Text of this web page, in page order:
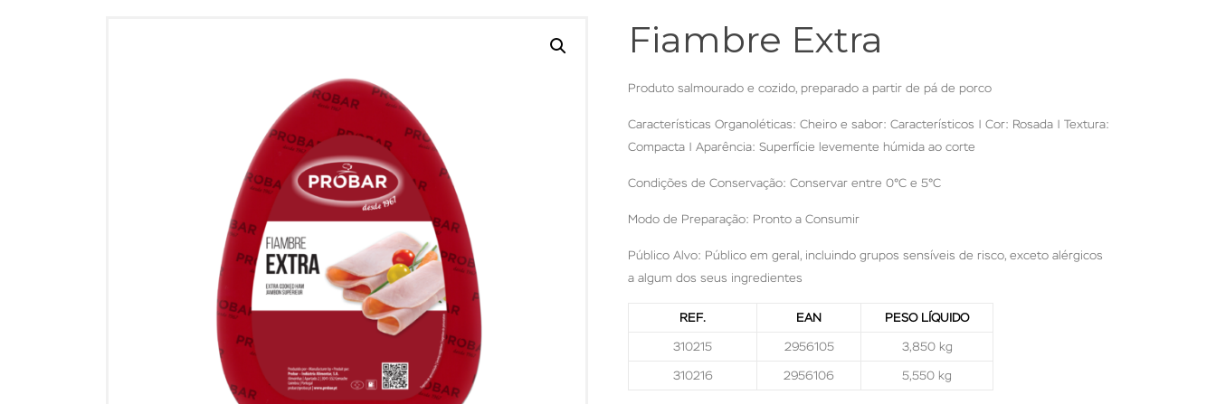
Fiambre Extra
Produto salmourado e cozido, preparado a partir de pá de porco
Características Organoléticas: Cheiro e sabor: Característicos | Cor: Rosada | Textura:
Compacta | Aparência: Superfície levemente húmida ao corte
Condições de Conservação: Conservar entre 0°C e 5°C
Modo de Preparação: Pronto a Consumir
Público Alvo: Público em geral, incluindo grupos sensíveis de risco, exceto alérgicos
a algum dos seus ingredientes
REF. EAN PESO LÍQUIDO
310215 2956105 3,850 kg
310216 2956106 5,550 kg